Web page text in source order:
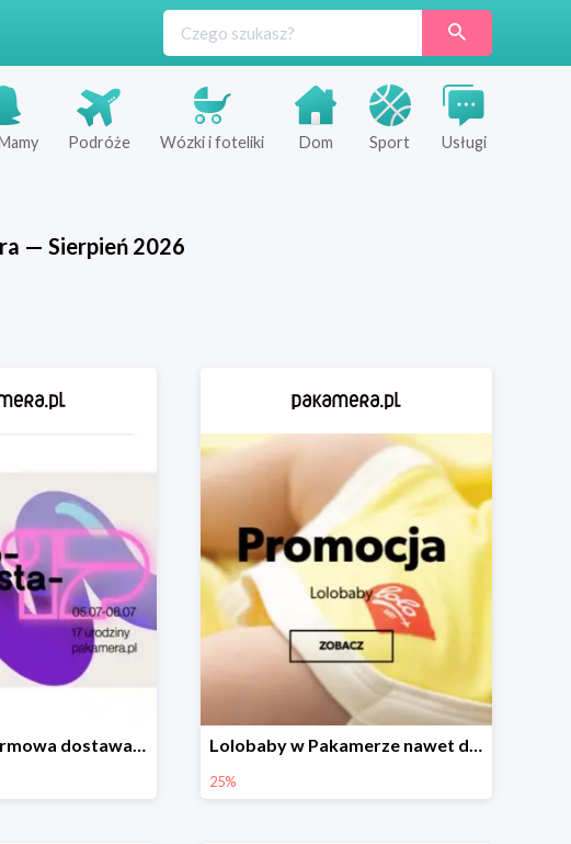
Podróże Wózki i foteliki Dom Sport Usługi
— Sierpień 2026
Urodzinowa darmowa dostawa w Pakamerze Lolobaby w Pakamerze nawet do 25%
25%